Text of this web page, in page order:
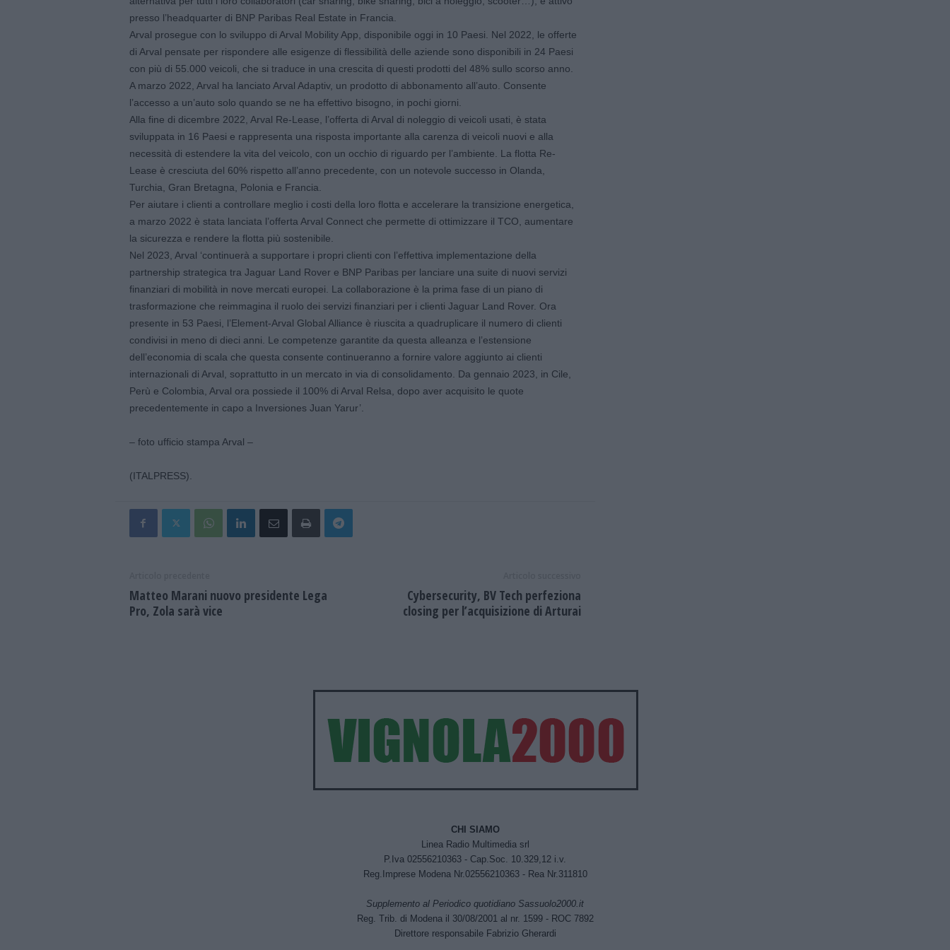
presso l’headquarter di BNP Paribas Real Estate in Francia.
Arval prosegue con lo sviluppo di Arval Mobility App, disponibile oggi in 10 Paesi. Nel 2022, le offerte
di Arval pensate per rispondere alle esigenze di flessibilità delle aziende sono disponibili in 24 Paesi
con più di 55.000 veicoli, che si traduce in una crescita di questi prodotti del 48% sullo scorso anno.
A marzo 2022, Arval ha lanciato Arval Adaptiv, un prodotto di abbonamento all’auto. Consente
l’accesso a un’auto solo quando se ne ha effettivo bisogno, in pochi giorni.
Alla fine di dicembre 2022, Arval Re-Lease, l’offerta di Arval di noleggio di veicoli usati, è stata
sviluppata in 16 Paesi e rappresenta una risposta importante alla carenza di veicoli nuovi e alla
necessità di estendere la vita del veicolo, con un occhio di riguardo per l’ambiente. La flotta Re-
Lease è cresciuta del 60% rispetto all’anno precedente, con un notevole successo in Olanda,
Turchia, Gran Bretagna, Polonia e Francia.
Per aiutare i clienti a controllare meglio i costi della loro flotta e accelerare la transizione energetica,
a marzo 2022 è stata lanciata l’offerta Arval Connect che permette di ottimizzare il TCO, aumentare
la sicurezza e rendere la flotta più sostenibile.
Nel 2023, Arval ‘continuerà a supportare i propri clienti con l’effettiva implementazione della
partnership strategica tra Jaguar Land Rover e BNP Paribas per lanciare una suite di nuovi servizi
finanziari di mobilità in nove mercati europei. La collaborazione è la prima fase di un piano di
trasformazione che reimmagina il ruolo dei servizi finanziari per i clienti Jaguar Land Rover. Ora
presente in 53 Paesi, l’Element-Arval Global Alliance è riuscita a quadruplicare il numero di clienti
condivisi in meno di dieci anni. Le competenze garantite da questa alleanza e l’estensione
dell’economia di scala che questa consente continueranno a fornire valore aggiunto ai clienti
internazionali di Arval, soprattutto in un mercato in via di consolidamento. Da gennaio 2023, in Cile,
Perù e Colombia, Arval ora possiede il 100% di Arval Relsa, dopo aver acquisito le quote
precedentemente in capo a Inversiones Juan Yarur’.
– foto ufficio stampa Arval –
(ITALPRESS).
Matteo Marani nuovo presidente Lega
Pro, Zola sarà vice
Cybersecurity, BV Tech perfeziona
closing per l’acquisizione di Arturai
CHI SIAMO
Linea Radio Multimedia srl
P.Iva 02556210363 - Cap.Soc. 10.329,12 i.v.
Reg.Imprese Modena Nr.02556210363 - Rea Nr.311810
Supplemento al Periodico quotidiano Sassuolo2000.it
Reg. Trib. di Modena il 30/08/2001 al nr. 1599 - ROC 7892
Direttore responsabile Fabrizio Gherardi